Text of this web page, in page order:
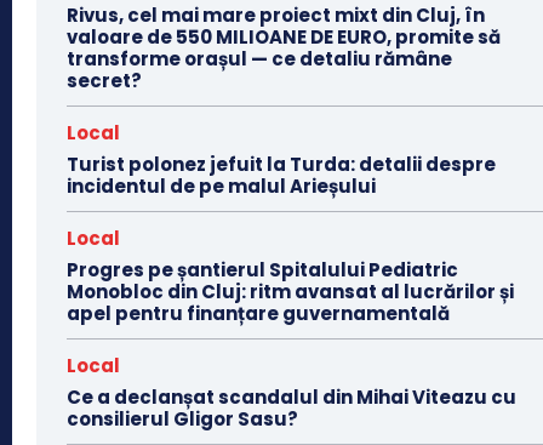
Rivus, cel mai mare proiect mixt din Cluj, în
valoare de 550 MILIOANE DE EURO, promite să
transforme orașul — ce detaliu rămâne
secret?
Local
Turist polonez jefuit la Turda: detalii despre
incidentul de pe malul Arieșului
Local
Progres pe șantierul Spitalului Pediatric
Monobloc din Cluj: ritm avansat al lucrărilor și
apel pentru finanțare guvernamentală
Local
Ce a declanșat scandalul din Mihai Viteazu cu
consilierul Gligor Sasu?